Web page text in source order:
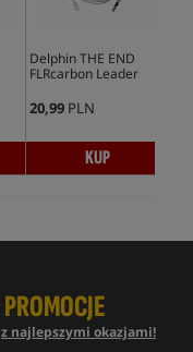
Delphin THE END
FLRcarbon Leader
20,99 PLN
KUP
PROMOCJE
z najlepszymi okazjami!